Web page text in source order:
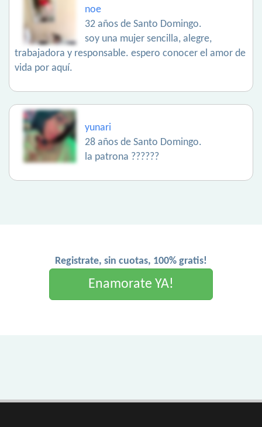
noe
32 años de Santo Domingo.
soy una mujer sencilla, alegre,
trabajadora y responsable. espero conocer el amor de
vida por aquí.
yunari
28 años de Santo Domingo.
la patrona ??????
Registrate, sin cuotas, 100% gratis!
Enamorate YA!